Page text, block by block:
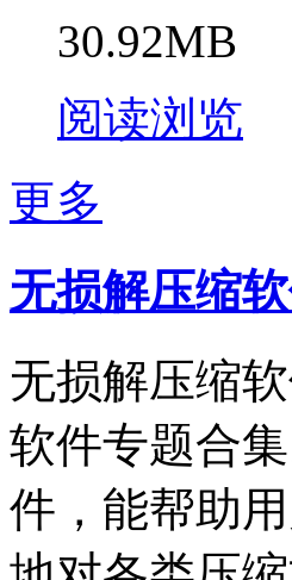
30.92MB
阅读浏览
更多
无损解压缩
无损解压缩
软件专题合
件，能帮助